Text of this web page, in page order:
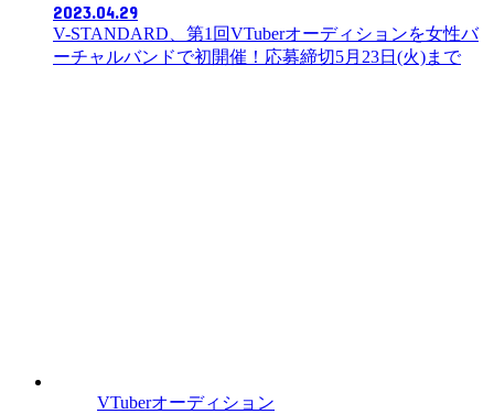
2023.04.29
V-STANDARD、第1回VTuberオーディションを女性バ
ーチャルバンドで初開催！応募締切5月23日(火)まで
VTuberオーディション